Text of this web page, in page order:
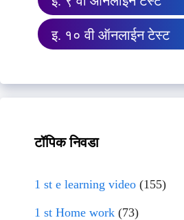
इ. १० वी ऑनलाईन टेस्ट
टॉपिक निवडा
1 st e learning video (155)
1 st Home work (73)